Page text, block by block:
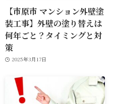
【市原市 マンション外壁塗
装工事】外壁の塗り替えは
何年ごと？タイミングと対
策
2025年3月17日